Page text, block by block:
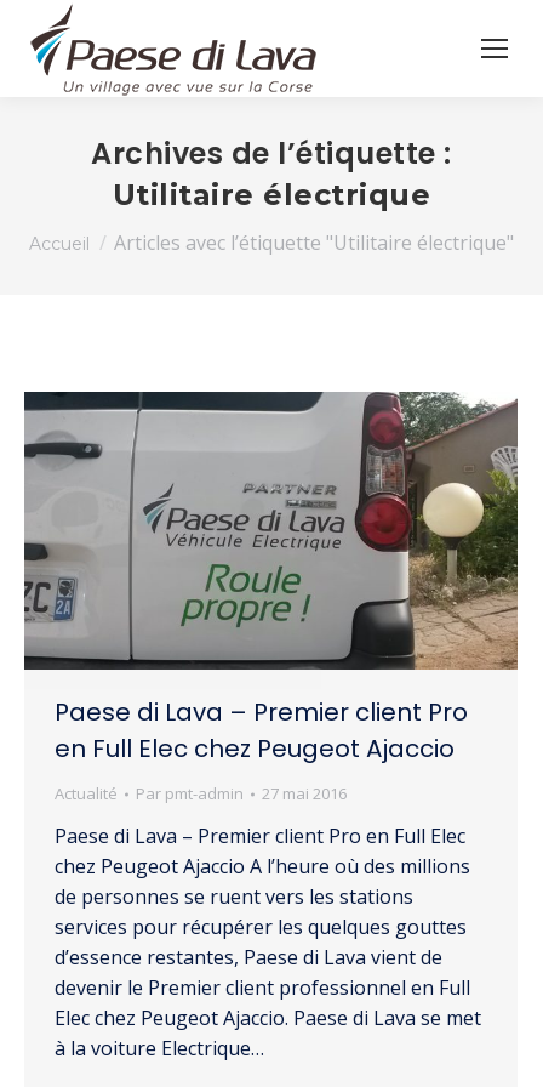
Archives de l’étiquette :
Utilitaire électrique
Vous êtes ici :
Accueil Articles avec l’étiquette "Utilitaire électrique"
Paese di Lava – Premier client Pro
en Full Elec chez Peugeot Ajaccio
Actualité Par pmt-admin 27 mai 2016
Paese di Lava – Premier client Pro en Full Elec
chez Peugeot Ajaccio A l’heure où des millions
de personnes se ruent vers les stations
services pour récupérer les quelques gouttes
d’essence restantes, Paese di Lava vient de
devenir le Premier client professionnel en Full
Elec chez Peugeot Ajaccio. Paese di Lava se met
à la voiture Electrique…